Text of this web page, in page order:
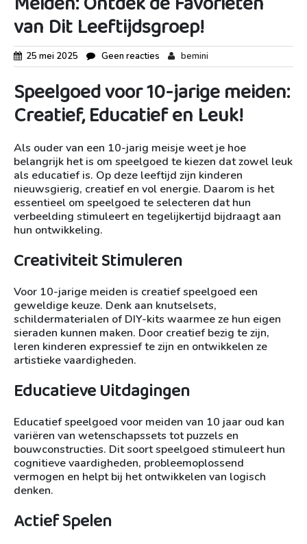
van Dit Leeftijdsgroep!
25 mei 2025 Geen reacties bemini
Speelgoed voor 10-jarige meiden:
Creatief, Educatief en Leuk!
Als ouder van een 10-jarig meisje weet je hoe
belangrijk het is om speelgoed te kiezen dat zowel leuk
als educatief is. Op deze leeftijd zijn kinderen
nieuwsgierig, creatief en vol energie. Daarom is het
essentieel om speelgoed te selecteren dat hun
verbeelding stimuleert en tegelijkertijd bijdraagt aan
hun ontwikkeling.
Creativiteit Stimuleren
Voor 10-jarige meiden is creatief speelgoed een
geweldige keuze. Denk aan knutselsets,
schildermaterialen of DIY-kits waarmee ze hun eigen
sieraden kunnen maken. Door creatief bezig te zijn,
leren kinderen expressief te zijn en ontwikkelen ze
artistieke vaardigheden.
Educatieve Uitdagingen
Educatief speelgoed voor meiden van 10 jaar oud kan
variëren van wetenschapssets tot puzzels en
bouwconstructies. Dit soort speelgoed stimuleert hun
cognitieve vaardigheden, probleemoplossend
vermogen en helpt bij het ontwikkelen van logisch
denken.
Actief Spelen